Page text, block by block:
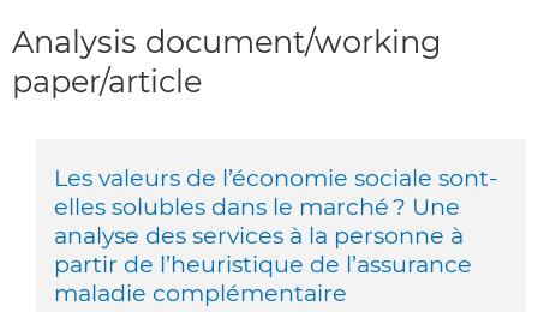
Analysis document/working
paper/article
Les valeurs de l’économie sociale sont-
elles solubles dans le marché ? Une
analyse des services à la personne à
partir de l’heuristique de l’assurance
maladie complémentaire